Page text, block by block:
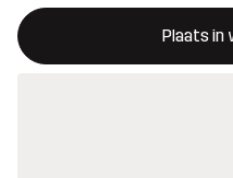
Plaats in
Deze knop opent een
{{size}} niet beschikbaar